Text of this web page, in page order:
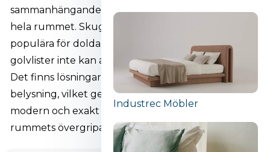
sammanhängande och genomtänkta lösningar i
hela rummet. Skuggprofiler för golv är t.ex. särskilt
populära för dolda dörrar där konventionella
golvlister inte kan användas.
Det finns lösningar både med och utan LED-
belysning, vilket ger dig friheten att designa en
modern och exakt interiör där varje detalj bidrar till
rummets övergripande estetik.
Industrec Möbler